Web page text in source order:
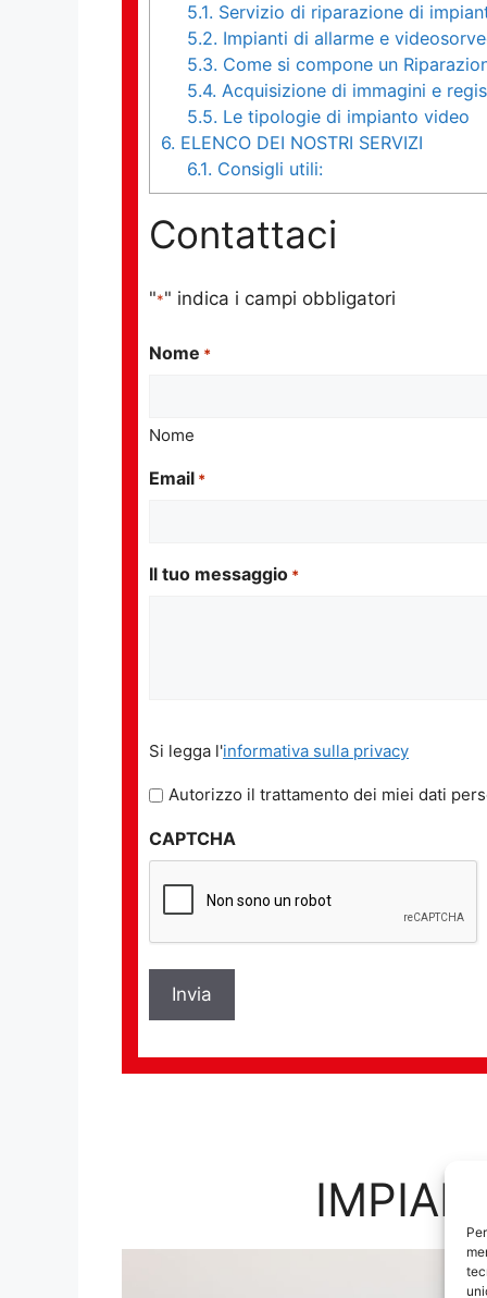
5.1. Servizio di riparazione di
5.2. Impianti di allarme e
5.3. Come si compone un
5.4. Acquisizione di immagini e
5.5. Le tipologie di impianto video
6. ELENCO DEI NOSTRI SERVIZI
6.1. Consigli utili:
Contattaci
"*" indica i campi obbligatori
Nome *
Nome
Email *
Il tuo messaggio *
legga
l'informativa
privacy
Si legga l'informativa sulla privacy
Autorizzo il trattamento dei miei dati
CAPTCHA